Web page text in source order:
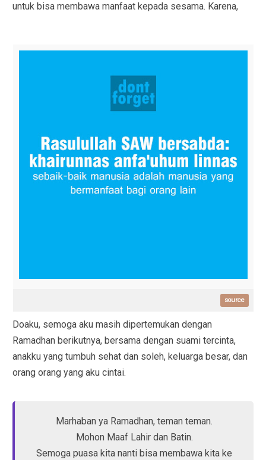
untuk bisa membawa manfaat kepada sesama. Karena,
source
Doaku, semoga aku masih dipertemukan dengan
Ramadhan berikutnya, bersama dengan suami tercinta,
anakku yang tumbuh sehat dan soleh, keluarga besar, dan
orang orang yang aku cintai.
Marhaban ya Ramadhan, teman teman.
Mohon Maaf Lahir dan Batin.
Semoga puasa kita nanti bisa membawa kita ke